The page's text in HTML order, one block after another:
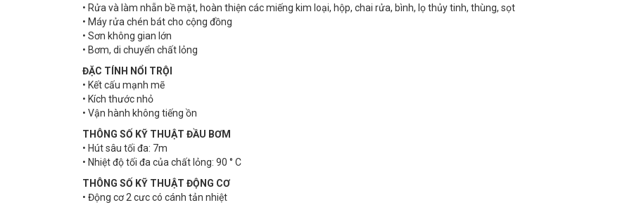
• Rửa và làm nhẵn bề mặt, hoàn thiện các miếng kim loại, hộp, chai rửa, bình, lọ thủy tinh, thùng, sọt
• Máy rửa chén bát cho cộng đồng
• Sơn không gian lớn
• Bơm, di chuyển chất lỏng
ĐẶC TÍNH NỔI TRỘI
• Kết cấu mạnh mẽ
• Kích thước nhỏ
• Vận hành không tiếng ồn
THÔNG SỐ KỸ THUẬT ĐẦU BƠM
• Hút sâu tối đa: 7m
• Nhiệt độ tối đa của chất lỏng: 90 ° C
THÔNG SỐ KỸ THUẬT ĐỘNG CƠ
• Động cơ 2 cưc có cánh tản nhiệt